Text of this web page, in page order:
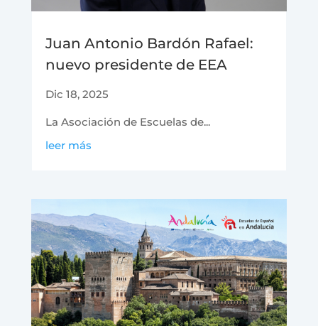
Juan Antonio Bardón Rafael:
nuevo presidente de EEA
Dic 18, 2025
La Asociación de Escuelas de...
leer más